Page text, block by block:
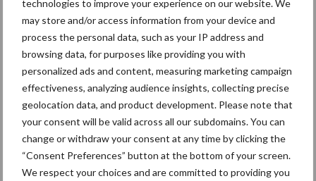
technologies to improve your experience on our website. We
may store and/or access information from your device and
process the personal data, such as your IP address and
browsing data, for purposes like providing you with
personalized ads and content, measuring marketing campaign
effectiveness, analyzing audience insights, collecting precise
geolocation data, and product development. Please note that
your consent will be valid across all our subdomains. You can
change or withdraw your consent at any time by clicking the
“Consent Preferences” button at the bottom of your screen.
We respect your choices and are committed to providing you
Machines en werktuigen
gewild doelwit criminelen
Grondstoffenmarkt blijft
grillig: droogte en
geopolitiek houden handel